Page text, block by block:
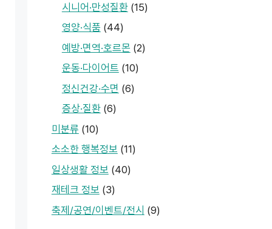
시니어·만성질환(15)
영양·식품 (44)
예방·면역·호르몬 (2)
운동·다이어트 (10)
정신건강·수면 (6)
증상·질환(6)
미분류 (10)
소소한 행복정보 (11)
일상생활 정보 (40)
재테크 정보 (3)
축제/공연/이벤트/전시 (9)